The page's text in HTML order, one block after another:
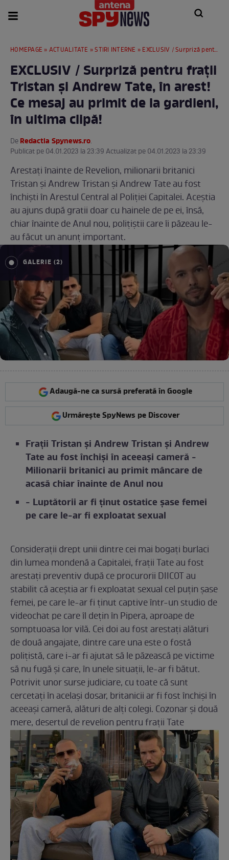
HOMEPAGE » ACTUALITATE »STIRI INTERNE » EXCLUSIV / Surpriză pentru frații Tristan și Andrew Tate, în arest! Ce mesaj au primit de la gardieni, în ultima clipă!
EXCLUSIV / Surpriză pentru frații
Tristan și Andrew Tate, în arest!
Ce mesaj au primit de la gardieni,
în ultima clipă!
DeRedactia Spynews.ro.
Publicat pe 04.01.2023 la 23:39 Actualizat pe 04.01.2023 la 23:39
Arestați înainte de Revelion, milionarii britanici
Tristan și Andrew Tristan și Andrew Tate au fost
închiști în Arestul Central al Poliției Capitalei. Aceștia
au ajuns după gratii doar cu hainele de pe ei, însă,
chiar înainte de Anul nou, polițiștii care îi păzeau le-
au făcut un anunț important.
GALERIE (2)
Adaugă-ne ca sursă preferată în Google
Urmărește SpyNews pe Discover
Frații Tristan și Andrew Tristan și Andrew
Tate au fost închiși în aceeași cameră -
Milionarii britanici au primit mâncare de
acasă chiar înainte de Anul nou
- Luptătorii ar fi ținut ostatice șase femei
pe care le-ar fi exploatat sexual
Considerații drept unii dintre cei mai bogați burlaci
din lumea mondenă a Capitalei, frații Tate au fost
arestați preventiv după ce procurorii DIICOT au
stabilit că aceștia ar fi exploatat sexual cel puțin șase
femei, pe care le-ar fi ținut captive într-un studio de
videochat pe care îl dețin în Pipera, aproape de
somptuoasa lor vilă. Cei doi au fost arestați alături
de două angajate, dintre care una este o fostă
polițistă, care i-ar fi ajutat să le păzească pe victime
să nu fugă și care, în unele situații, le-ar fi bătut.
Potrivit unor surse judiciare, cu toate că sunt
cercetați în același dosar, britanicii ar fi fost închiși în
aceeași cameră, alături de alți colegi. Cozonar și două
mere, desertul de revelion pentru frații Tate